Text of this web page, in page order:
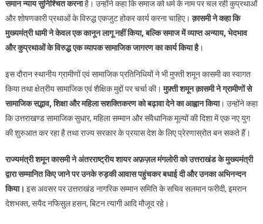
समान न्याय सुनिश्चित करनाहै। उन्होंने कहा कि समाज को धर्म के नाम पर चल रही कुप्रथाओं
और शोषणकारी प्रथाओं के विरुद्ध एकजुट होकर कार्य करना चाहिए।क़ासमी ने कहा कि
मुख्यमंत्री धामी ने केवल एक कानून लागू नहीं किया, बल्कि समाज में व्याप्त अन्याय, भेदभाव
और कुप्रथाओं के विरुद्ध एक व्यापक सामाजिक जागरण का कार्य किया है।
इस दौरान स्थानीय ग्रामीणों एवं सामाजिक प्रतिनिधियों ने भी मुफ्ती शमून कासमी का स्वागत
किया तथा क्षेत्रीय सामाजिक एवं शैक्षिक मुद्दों पर चर्चा की।मुफ़्ती शमून क़ासमी ने ग्रामीणों से
सामाजिक सद्भाव, शिक्षा और महिला सशक्तिकरण को बढ़ावा देने का आह्वान किया। उन्होंने कहा
कि उत्तराखण्ड सामाजिक सुधार, महिला सम्मान और संवैधानिक मूल्यों की दिशा में एक नए युग
की शुरुआत कर रहा है तथा राज्य सरकार के प्रयास देश के लिए प्रेरणास्रोत बन सकते हैं।
राज्यमंत्री शमून कासमी ने अंतरराष्ट्रीय शायर अफ़ज़ल मंगलोरी को उत्तराखंड के मुख्यमंत्री
द्वारा सम्मानित किए जाने पर उनके रुड़की आवास पहुंचकर बधाई दी और उनका अभिनन्दन
किया। इस अवसर पर उत्तराखंड नागरिक सम्मान समिति के सचिव सलमान फरीदी, इमरान
देशभक्त, सयैद नफिसुल हसन, बिटन त्यागी आदि मौजूद रहे।